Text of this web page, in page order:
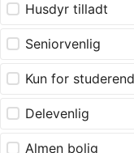
Husdyr tilladt
Seniorvenlig
Kun for
Delevenlig
Almen bolig